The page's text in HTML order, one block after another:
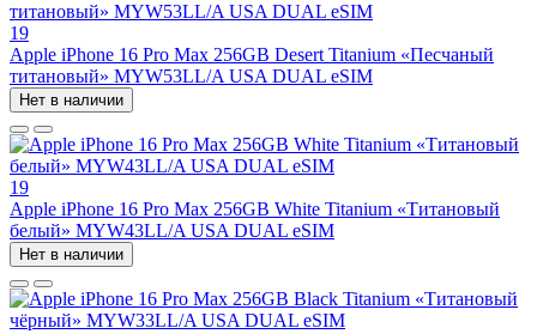
19
Apple iPhone 16 Pro Max 256GB Desert Titanium «Песчаный
титановый» MYW53LL/A USA DUAL eSIM
Нет в наличии
19
Apple iPhone 16 Pro Max 256GB White Titanium «Титановый
белый» MYW43LL/A USA DUAL eSIM
Нет в наличии